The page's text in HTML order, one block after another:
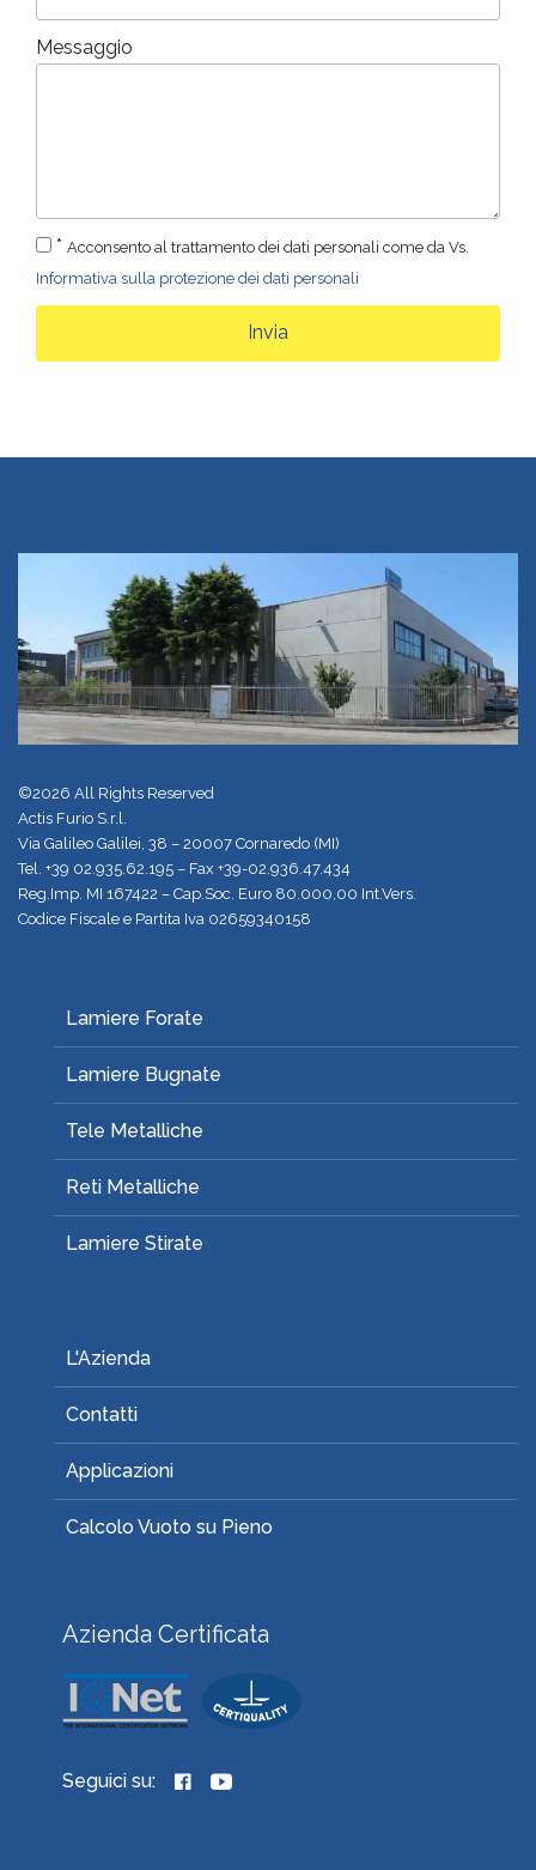
Messaggio
* Acconsento al trattamento dei dati personali come da Vs.
Informativa sulla protezione dei dati personali
Invia
©2026 All Rights Reserved
Actis Furio S.r.l.
Via Galileo Galilei, 38 – 20007 Cornaredo (MI)
Tel. +39 02.935.62.195 – Fax +39-02.936.47.434
Reg.Imp. MI 167422 – Cap.Soc. Euro 80.000,00 Int.Vers.
Codice Fiscale e Partita Iva 02659340158
Lamiere Forate
Lamiere Bugnate
Tele Metalliche
Reti Metalliche
Lamiere Stirate
L'Azienda
Contatti
Applicazioni
Calcolo Vuoto su Pieno
Azienda Certificata
Seguici su: